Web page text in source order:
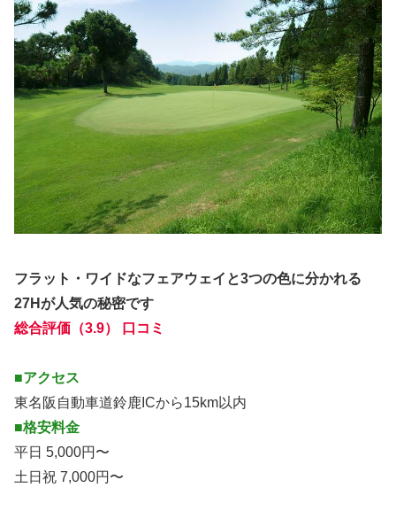
フラット・ワイドなフェアウェイと3つの色に分かれる
27Hが人気の秘密です
総合評価（3.9） 口コミ
■アクセス
東名阪自動車道鈴鹿ICから15km以内
■格安料金
平日 5,000円〜
土日祝 7,000円〜